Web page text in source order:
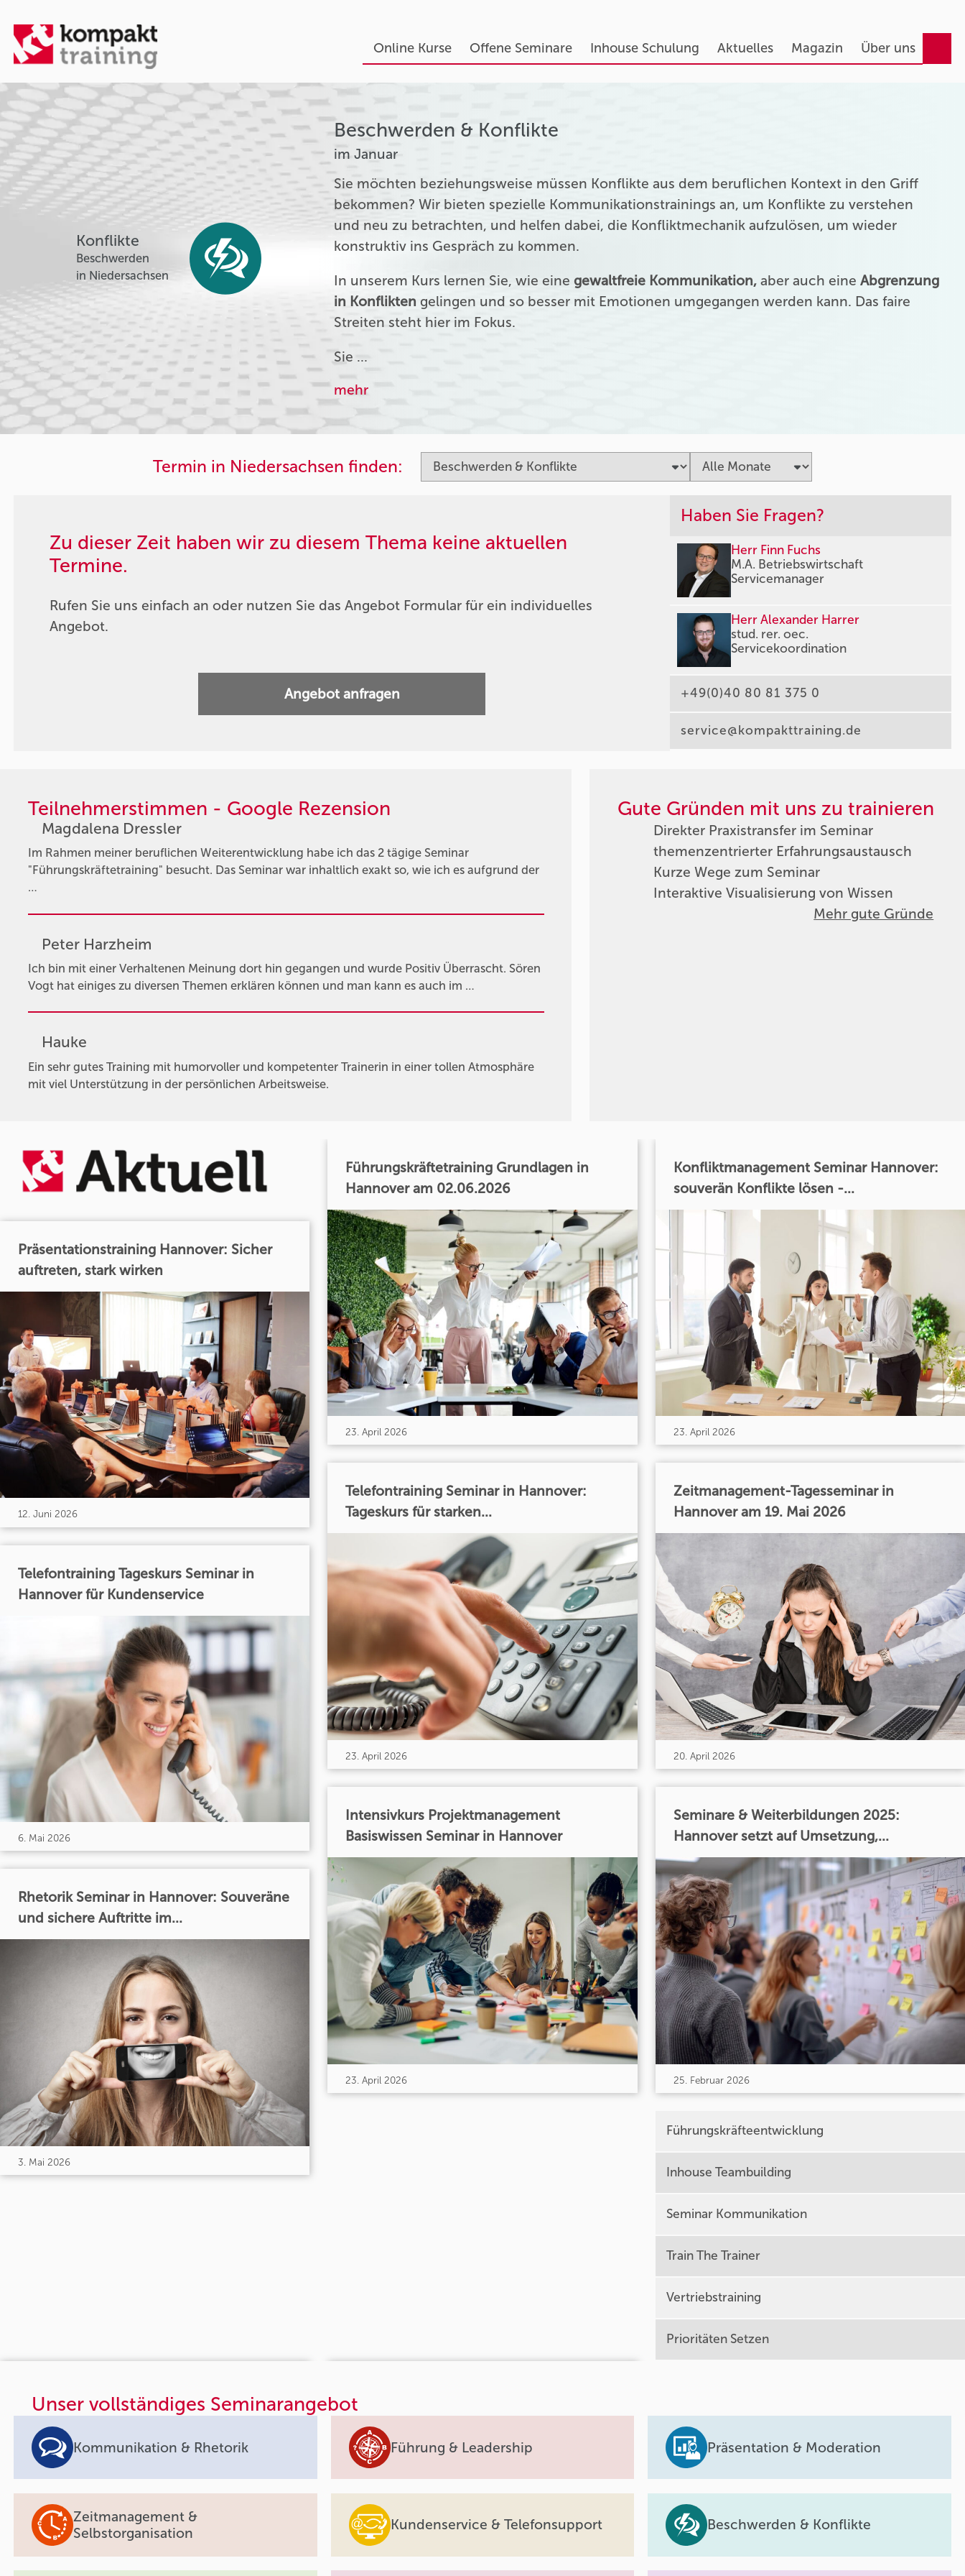
Online Kurse Offene Seminare Inhouse Schulung Aktuelles Magazin Über uns
Konflikte
Beschwerden
in Niedersachsen
Beschwerden & Konflikte
im Januar
Sie möchten beziehungsweise müssen Konflikte aus dem beruflichen Kontext in den Griff
bekommen? Wir bieten spezielle Kommunikationstrainings an, um Konflikte zu verstehen
und neu zu betrachten, und helfen dabei, die Konfliktmechanik aufzulösen, um wieder
konstruktiv ins Gespräch zu kommen.
In unserem Kurs lernen Sie, wie einegewaltfreie Kommunikation, aber auch eineAbgrenzung
in Konflikten gelingen und so besser mit Emotionen umgegangen werden kann. Das faire
Streiten steht hier im Fokus.
Sie …
mehr
Termin in Niedersachsen finden:
Zu dieser Zeit haben wir zu diesem Thema keine aktuellen
Termine.
Rufen Sie uns einfach an oder nutzen Sie das Angebot Formular für ein individuelles
Angebot.
Angebot anfragen
Haben Sie Fragen?
Herr Finn Fuchs
M.A. Betriebswirtschaft
Servicemanager
Herr Alexander Harrer
stud. rer. oec.
Servicekoordination
+49(0)40 80 81 375 0
service@kompakttraining.de
Teilnehmerstimmen - Google Rezension
Magdalena Dressler
Im Rahmen meiner beruflichen Weiterentwicklung habe ich das 2 tägige Seminar
"Führungskräftetraining" besucht. Das Seminar war inhaltlich exakt so, wie ich es aufgrund der
…
Peter Harzheim
Ich bin mit einer Verhaltenen Meinung dort hin gegangen und wurde Positiv Überrascht. Sören
Vogt hat einiges zu diversen Themen erklären können und man kann es auch im …
Hauke
Ein sehr gutes Training mit humorvoller und kompetenter Trainerin in einer tollen Atmosphäre
mit viel Unterstützung in der persönlichen Arbeitsweise.
Gute Gründen mit uns zu trainieren
Direkter Praxistransfer im Seminar
themenzentrierter Erfahrungsaustausch
Kurze Wege zum Seminar
Interaktive Visualisierung von Wissen
Mehr gute Gründe
Präsentationstraining Hannover: Sicher
auftreten, stark wirken
12. Juni 2026
Telefontraining Tageskurs Seminar in
Hannover für Kundenservice
6. Mai 2026
Rhetorik Seminar in Hannover: Souveräne
und sichere Auftritte im...
3. Mai 2026
Führungskräftetraining Grundlagen in
Hannover am 02.06.2026
23. April 2026
Telefontraining Seminar in Hannover:
Tageskurs für starken...
23. April 2026
Intensivkurs Projektmanagement
Basiswissen Seminar in Hannover
23. April 2026
Konfliktmanagement Seminar Hannover:
souverän Konflikte lösen -...
23. April 2026
Zeitmanagement-Tagesseminar in
Hannover am 19. Mai 2026
20. April 2026
Seminare & Weiterbildungen 2025:
Hannover setzt auf Umsetzung,...
25. Februar 2026
Führungskräfteentwicklung
Inhouse Teambuilding
Seminar Kommunikation
Train The Trainer
Vertriebstraining
Prioritäten Setzen
Unser vollständiges Seminarangebot
Kommunikation & Rhetorik Führung & Leadership Präsentation & Moderation
Zeitmanagement &
Selbstorganisation
Kundenservice & Telefonsupport Beschwerden & Konflikte